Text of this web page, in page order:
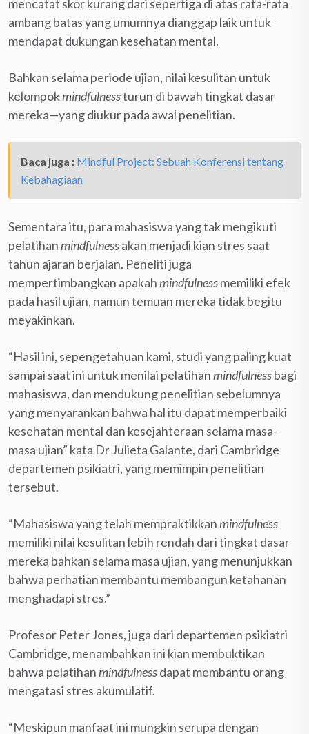
mencatat skor kurang dari sepertiga di atas rata-rata
ambang batas yang umumnya dianggap laik untuk
mendapat dukungan kesehatan mental.
Bahkan selama periode ujian, nilai kesulitan untuk
kelompokmindfulnessturun di bawah tingkat dasar
mereka—yang diukur pada awal penelitian.
Baca juga : Mindful Project: Sebuah Konferensi tentang
Kebahagiaan
Sementara itu, para mahasiswa yang tak mengikuti
pelatihanmindfulnessakan menjadi kian stres saat
tahun ajaran berjalan. Peneliti juga
mempertimbangkan apakahmindfulnessmemiliki efek
pada hasil ujian, namun temuan mereka tidak begitu
meyakinkan.
“Hasil ini, sepengetahuan kami, studi yang paling kuat
sampai saat ini untuk menilai pelatihanmindfulnessbagi
mahasiswa, dan mendukung penelitian sebelumnya
yang menyarankan bahwa hal itu dapat memperbaiki
kesehatan mental dan kesejahteraan selama masa-
masa ujian” kata Dr Julieta Galante, dari Cambridge
departemen psikiatri, yang memimpin penelitian
tersebut.
“Mahasiswa yang telah mempraktikkanmindfulness
memiliki nilai kesulitan lebih rendah dari tingkat dasar
mereka bahkan selama masa ujian, yang menunjukkan
bahwa perhatian membantu membangun ketahanan
menghadapi stres.”
Profesor Peter Jones, juga dari departemen psikiatri
Cambridge, menambahkan ini kian membuktikan
bahwa pelatihanmindfulnessdapat membantu orang
mengatasi stres akumulatif.
“Meskipun manfaat ini mungkin serupa dengan